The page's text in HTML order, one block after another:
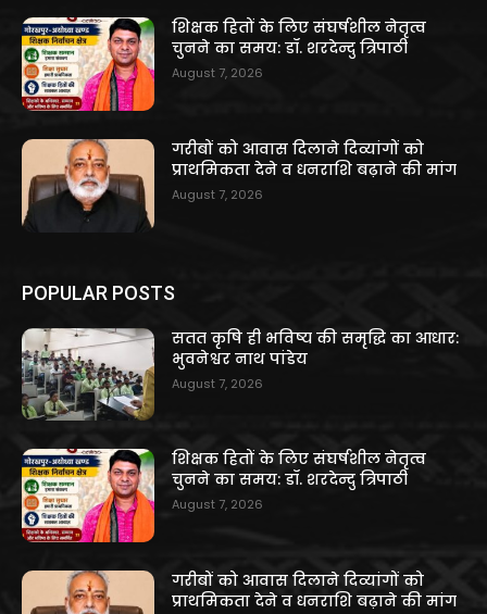
शिक्षक हितों के लिए संघर्षशील नेतृत्व
चुनने का समय: डॉ. शरदेन्दु त्रिपाठी
August 7, 2026
गरीबों को आवास दिलाने दिव्यांगों को
प्राथमिकता देने व धनराशि बढ़ाने की मांग
August 7, 2026
POPULAR POSTS
सतत कृषि ही भविष्य की समृद्धि का आधार:
भुवनेश्वर नाथ पांडेय
August 7, 2026
शिक्षक हितों के लिए संघर्षशील नेतृत्व
चुनने का समय: डॉ. शरदेन्दु त्रिपाठी
August 7, 2026
गरीबों को आवास दिलाने दिव्यांगों को
प्राथमिकता देने व धनराशि बढ़ाने की मांग